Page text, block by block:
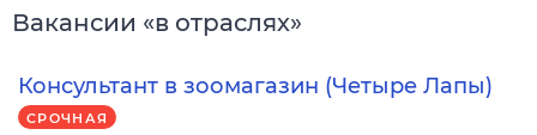
Вакансии «в отраслях»
Консультант в зоомагазин (Четыре Лапы)
СРОЧНАЯ